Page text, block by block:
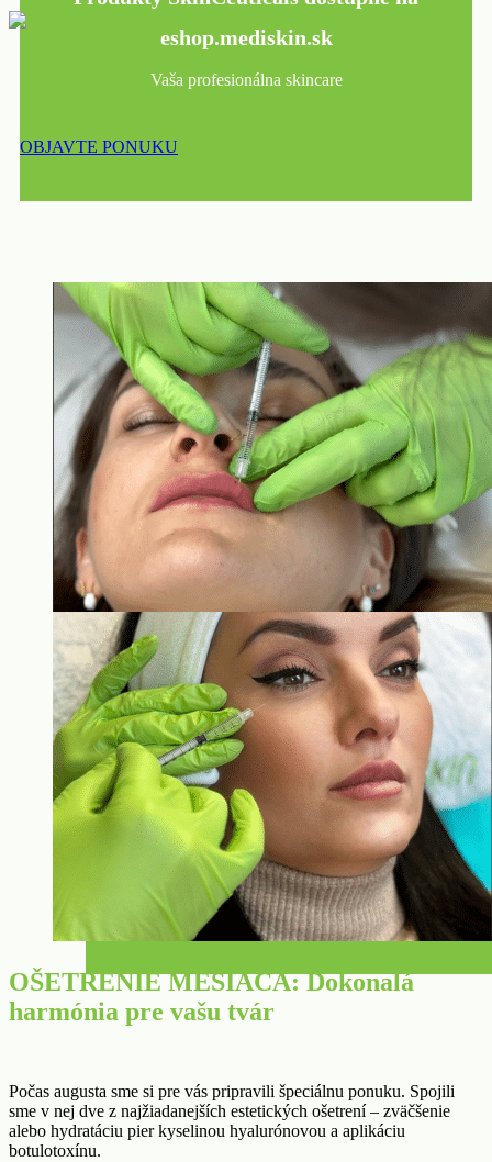
eshop.mediskin.sk
Vaša profesionálna skincare
OBJAVTE PONUKU
OŠETRENIE MESIACA: Dokonalá
harmónia pre vašu tvár
Počas augusta sme si pre vás pripravili špeciálnu ponuku. Spojili
sme v nej dve z najžiadanejších estetických ošetrení – zväčšenie
alebo hydratáciu pier kyselinou hyalurónovou a aplikáciu
botulotoxínu.